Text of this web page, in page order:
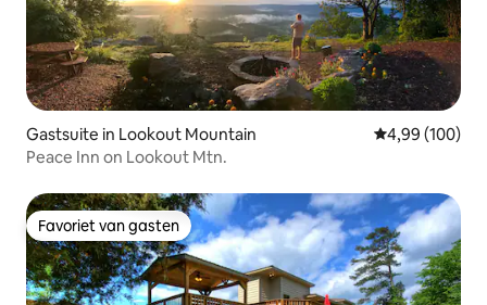
Gastsuite in Lookout Mountain Gemiddelde
4,99 (100)
Peace Inn on Lookout Mtn.
Favoriet van gasten
Favoriet van gasten